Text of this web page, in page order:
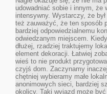
udowadniać sobie i innym, że
intensywny. Wystarczy, że
też zauważyć, że ten sposób
bardziej odpowiedzialnemu
odwiedzanym miejscem.
dłużej, rzadziej traktujemy
element dekoracji. Łatwiej
wieś to nie produkt
czyjś dom. Zaczynamy
chętniej wybieramy małe
anonimowych sieci, bardziej
okolicy. Taki wyjazd może